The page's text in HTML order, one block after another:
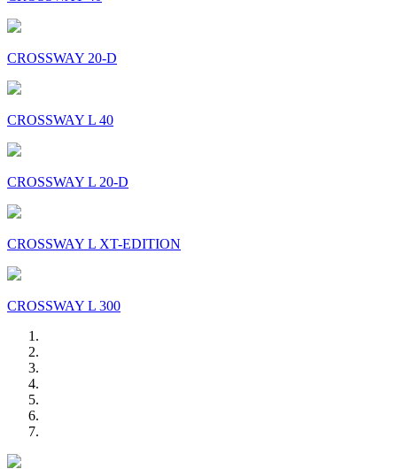
CROSSWAY 20-D
CROSSWAY L 40
CROSSWAY L 20-D
CROSSWAY L XT-EDITION
CROSSWAY L 300